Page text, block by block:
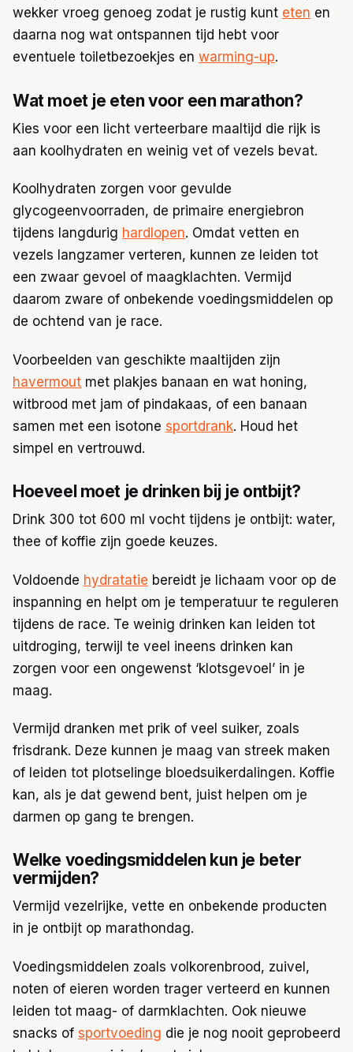
wekker vroeg genoeg zodat je rustig kunt eten en
daarna nog wat ontspannen tijd hebt voor
eventuele toiletbezoekjes en warming-up.
Wat moet je eten voor een marathon?
Kies voor een licht verteerbare maaltijd die rijk is
aan koolhydraten en weinig vet of vezels bevat.
Koolhydraten zorgen voor gevulde
glycogeenvoorraden, de primaire energiebron
tijdens langdurig hardlopen. Omdat vetten en
vezels langzamer verteren, kunnen ze leiden tot
een zwaar gevoel of maagklachten. Vermijd
daarom zware of onbekende voedingsmiddelen op
de ochtend van je race.
Voorbeelden van geschikte maaltijden zijn
havermout met plakjes banaan en wat honing,
witbrood met jam of pindakaas, of een banaan
samen met een isotone sportdrank. Houd het
simpel en vertrouwd.
Hoeveel moet je drinken bij je ontbijt?
Drink 300 tot 600 ml vocht tijdens je ontbijt: water,
thee of koffie zijn goede keuzes.
Voldoende hydratatie bereidt je lichaam voor op de
inspanning en helpt om je temperatuur te reguleren
tijdens de race. Te weinig drinken kan leiden tot
uitdroging, terwijl te veel ineens drinken kan
zorgen voor een ongewenst ‘klotsgevoel’ in je
maag.
Vermijd dranken met prik of veel suiker, zoals
frisdrank. Deze kunnen je maag van streek maken
of leiden tot plotselinge bloedsuikerdalingen. Koffie
kan, als je dat gewend bent, juist helpen om je
darmen op gang te brengen.
Welke voedingsmiddelen kun je beter
vermijden?
Vermijd vezelrijke, vette en onbekende producten
in je ontbijt op marathondag.
Voedingsmiddelen zoals volkorenbrood, zuivel,
noten of eieren worden trager verteerd en kunnen
leiden tot maag- of darmklachten. Ook nieuwe
snacks of sportvoeding die je nog nooit geprobeerd